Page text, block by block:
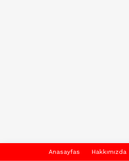
Anasayfas Hakkımızda